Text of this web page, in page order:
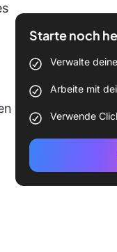
Starte noch
Verwalte
Arbeite mit
Verwende